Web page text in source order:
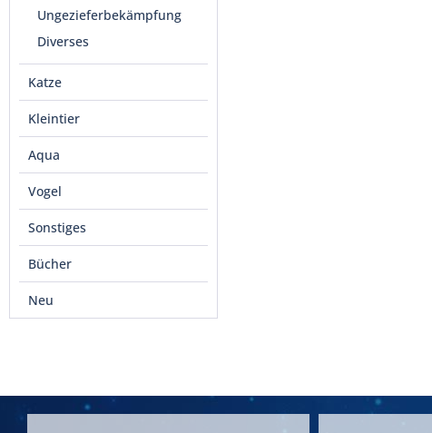
Ungezieferbekämpfung
Diverses
Katze
Kleintier
Aqua
Vogel
Sonstiges
Bücher
Neu